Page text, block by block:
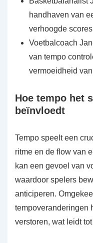
handhaven van
verhoogde
Voetbalcoach
van tempo
vermoeidheid
Hoe tempo het
beïnvloedt
Tempo speelt een
ritme en de flow van
kan een gevoel van
waardoor spelers
anticiperen.
tempoveranderingen
verstoren, wat leidt